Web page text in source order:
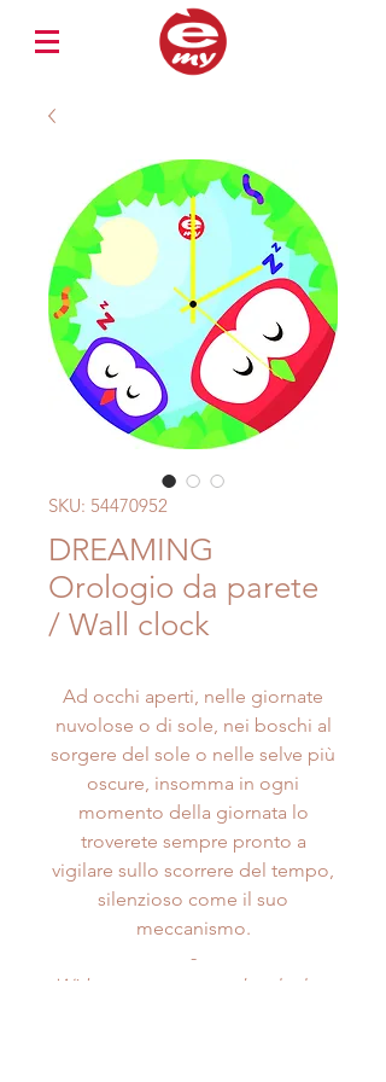
SKU: 54470952
DREAMING
Orologio da parete
/ Wall clock
Ad occhi aperti, nelle giornate
nuvolose o di sole, nei boschi al
sorgere del sole o nelle selve più
oscure, insomma in ogni
momento della giornata lo
troverete sempre pronto a
vigilare sullo scorrere del tempo,
silenzioso come il suo
meccanismo.
-
With eyes open, on cloudy days